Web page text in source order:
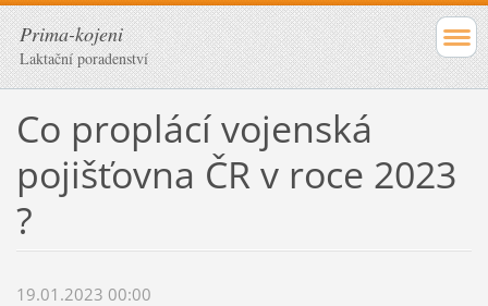
Prima-kojeni
Laktační poradenství
Co proplácí vojenská
pojišťovna ČR v roce 2023
?
19.01.2023 00:00